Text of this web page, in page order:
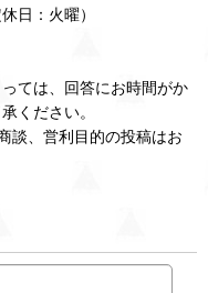
日：火曜）
ては、回答にお時間がか
ください。
談、営利目的の投稿はお